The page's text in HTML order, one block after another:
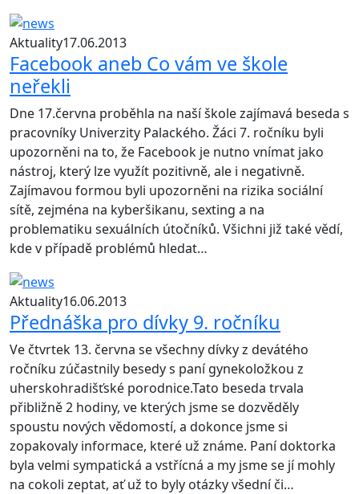
Aktuality17.06.2013
Facebook aneb Co vám ve škole
neřekli
Dne 17.června proběhla na naší škole zajímavá beseda s
pracovníky Univerzity Palackého. Žáci 7. ročníku byli
upozorněni na to, že Facebook je nutno vnímat jako
nástroj, který lze využít pozitivně, ale i negativně.
Zajímavou formou byli upozorněni na rizika sociální
sítě, zejména na kyberšikanu, sexting a na
problematiku sexuálních útočníků. Všichni již také vědí,
kde v případě problémů hledat…
Aktuality16.06.2013
Přednáška pro dívky 9. ročníku
Ve čtvrtek 13. června se všechny dívky z devátého
ročníku zúčastnily besedy s paní gynekoložkou z
uherskohradišťské porodnice.Tato beseda trvala
přibližně 2 hodiny, ve kterých jsme se dozvěděly
spoustu nových vědomostí, a dokonce jsme si
zopakovaly informace, které už známe. Paní doktorka
byla velmi sympatická a vstřícná a my jsme se jí mohly
na cokoli zeptat, ať už to byly otázky všední či…